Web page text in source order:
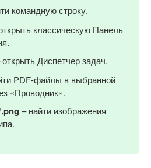
командную строку.
классическую Панель
открыть Диспетчер задач.
PDF-файлы в выбранной
«Проводник».
– найти изображения